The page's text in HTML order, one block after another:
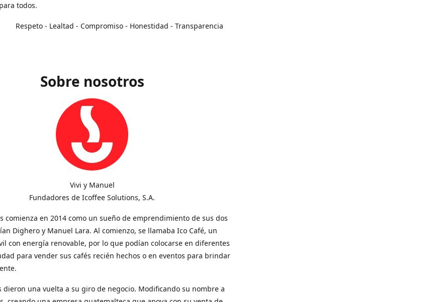
todos.
- Compromiso - Honestidad - Transparencia
Sobre nosotros
Vivi y Manuel
Fundadores de Icoffee Solutions, S.A.
comienza en 2014 como un sueño de emprendimiento de sus dos
Dighero y Manuel Lara. Al comienzo, se llamaba Ico Café, un
con energía renovable, por lo que podían colocarse en diferentes
para vender sus cafés recién hechos o en eventos para brindar
dieron una vuelta a su giro de negocio. Modificando su nombre a